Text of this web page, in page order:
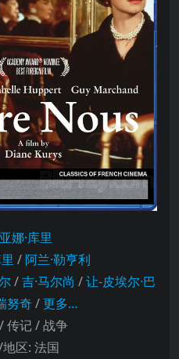
娜·库里
/ 阿兰·勒亨利
/吉·马尔尚 /让-皮埃尔·巴
努奇/更多…
传记 / 战争
区: 法国